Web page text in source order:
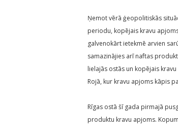
Ņemot vērā ģeopolitiskās
periodu, kopējais kravu
galvenokārt ietekmē arvien
samazinājies arī naftas
lielajās ostās un kopējais
Rojā, kur kravu apjoms kāpis
Rīgas ostā šī gada pirmajā
produktu kravu apjoms.